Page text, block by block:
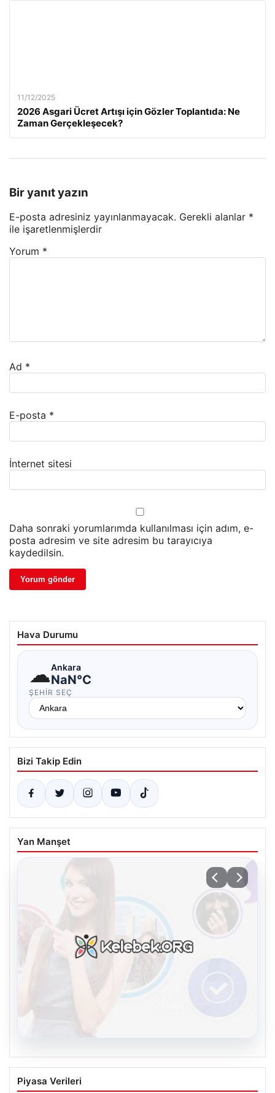
11/12/2025
2026 Asgari Ücret Artışı için Gözler Toplantıda: Ne
Zaman Gerçekleşecek?
Bir yanıt yazın
E-posta adresiniz yayınlanmayacak. Gerekli alanlar *
ile işaretlenmişlerdir
Yorum *
Ad *
E-posta *
İnternet sitesi
Daha sonraki yorumlarımda kullanılması için adım, e-
posta adresim ve site adresim bu tarayıcıya
kaydedilsin.
Hava Durumu
☁Ankara
NaN°C
ŞEHIR SEÇ
Bizi Takip Edin
Yan Manşet
Kelebek sohbet platformu İle Çevrim içi
İletişimin Seviyeli Adresi Ve Sohbet
Piyasa Verileri